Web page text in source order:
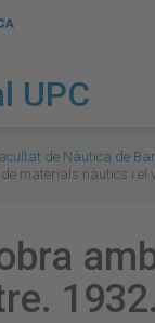
UPC
de Nàutica de
materials nàutics i el
1932.